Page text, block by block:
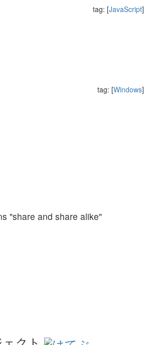
tag: [JavaScript]
tag: [Windows]
"share and share alike"